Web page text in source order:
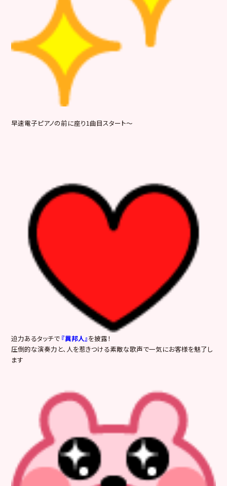
早速電子ピアノの前に座り1曲目スタート～
迫力あるタッチで 『異邦人』を披露！
圧倒的な演奏力と、人を惹きつける素敵な歌声で一気にお客様を魅了し
ます